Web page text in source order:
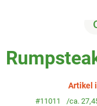
Großgebinde
Über uns
Artikel
#11011 ca.